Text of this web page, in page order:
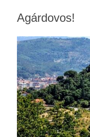
Agárdovos!